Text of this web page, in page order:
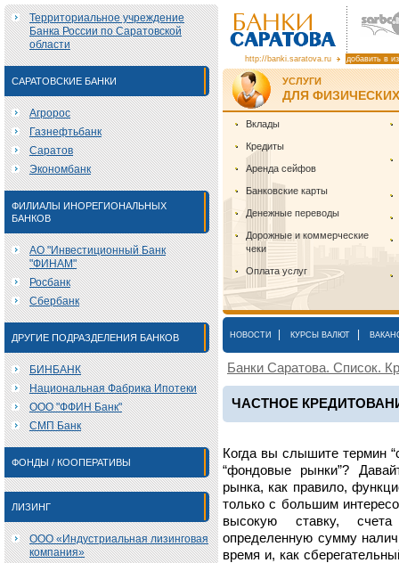
Территориальное учреждение
Банка России по Саратовской
области
САРАТОВСКИЕ БАНКИ
Агророс
Газнефтьбанк
Саратов
Экономбанк
ФИЛИАЛЫ ИНОРЕГИОНАЛЬНЫХ
БАНКОВ
АО "Инвестиционный Банк
"ФИНАМ"
Росбанк
Сбербанк
ДРУГИЕ ПОДРАЗДЕЛЕНИЯ БАНКОВ
БИНБАНК
Национальная Фабрика Ипотеки
ООО "ФФИН Банк"
СМП Банк
ФОНДЫ / КООПЕРАТИВЫ
ЛИЗИНГ
ООО «Индустриальная лизинговая
компания»
http://banki.saratova.ru добавить в
УСЛУГИ
ДЛЯ
Вклады
Кредиты
Аренда сейфов
Банковские карты
Денежные переводы
Дорожные и коммерческие
чеки
Оплата услуг
НОВОСТИ КУРСЫ ВАЛЮТ
Банки Саратова. Список.
ЧАСТНОЕ
Когда вы слышите термин
“фондовые рынки”?
рынка, как правило,
только с большим
высокую ставку,
определенную сумму
время и, как